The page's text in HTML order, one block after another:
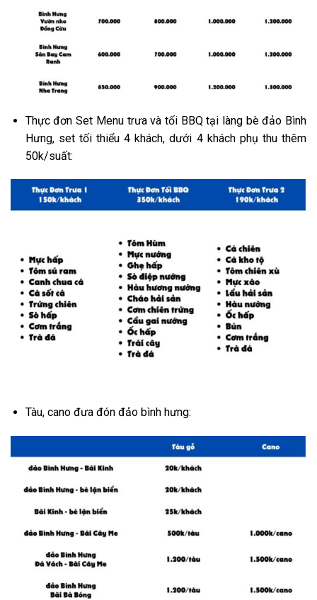
Thực đơn Set Menu trưa và tối BBQ tại làng bè đảo Bình
Hưng, set tối thiểu 4 khách, dưới 4 khách phụ thu thêm
50k/suất:
Tàu, cano đưa đón đảo bình hưng: